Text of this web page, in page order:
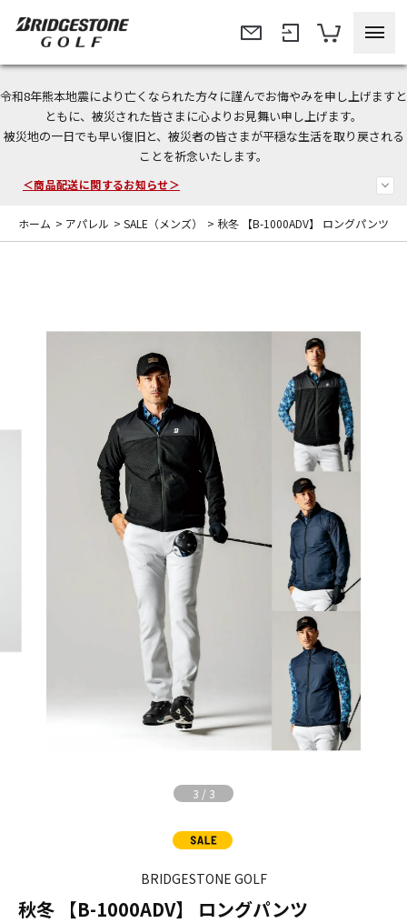
令和8年熊本地震により亡くなられた方々に謹んでお悔やみを申し上げますと
ともに、被災された皆さまに心よりお見舞い申し上げます。
被災地の一日でも早い復旧と、被災者の皆さまが平穏な生活を取り戻される
ことを祈念いたします。
今なら新規会員登録で1,000円OFFクーポンプレゼント！
＜商品配送に関するお知らせ＞
＜夏季休暇中のご注文・発送・お問い合わせ＞
ホーム > アパレル > SALE（メンズ） > 秋冬 【B-1000ADV】 ロングパンツ
3 / 3
BRIDGESTONE GOLF
秋冬 【B-1000ADV】 ロングパンツ